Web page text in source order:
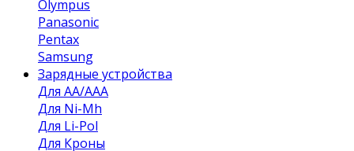
Olympus
Panasonic
Pentax
Samsung
Зарядные устройства
Для AA/AAA
Для Ni-Mh
Для Li-Pol
Для Кроны